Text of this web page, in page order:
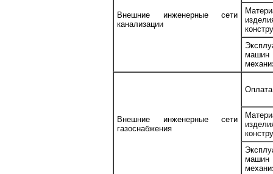
Внешние инженерные сети
канализации
Внешние инженерные сети
газоснабжения